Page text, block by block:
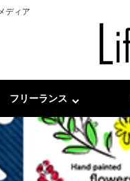
ディア
フリーランス